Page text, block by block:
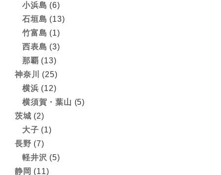
小浜島 (6)
石垣島 (13)
竹富島 (1)
西表島 (3)
那覇 (13)
神奈川
(25)
横浜 (12)
横須賀・葉山 (5)
茨城 (2)
大子 (1)
長野 (7)
軽井沢 (5)
静岡 (11)